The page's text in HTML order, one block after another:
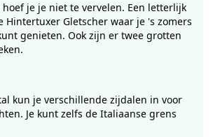
je je niet te vervelen. Een letterlijk
Hintertuxer Gletscher waar je 's zomers
genieten. Ook zijn er twee grotten
kun je verschillende zijdalen in voor
Je kunt zelfs de Italiaanse grens